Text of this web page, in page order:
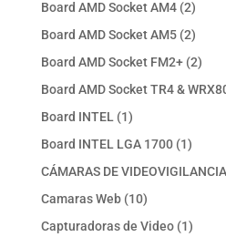
Board AMD Socket AM4 22
Board AMD Socket AM5 22
Board AMD Socket FM2+ 22
Board AMD Socket TR4 &
Board INTEL 11
producto
Board INTEL LGA 1700 11
CÁMARAS DE VIDEOVIGILANCIA
Camaras Web 1010
productos
Capturadoras de Video 11